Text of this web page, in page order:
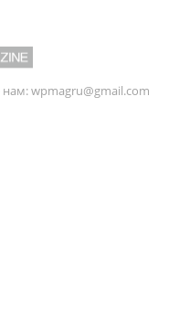
нам:wpmagru@gmail.com